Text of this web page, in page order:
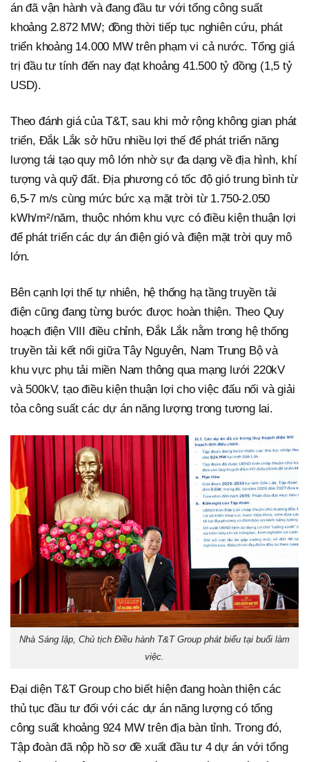
án đã vận hành và đang đầu tư với tổng công suất
khoảng 2.872 MW; đồng thời tiếp tục nghiên cứu, phát
triển khoảng 14.000 MW trên phạm vi cả nước. Tổng giá
trị đầu tư tính đến nay đạt khoảng 41.500 tỷ đồng (1,5 tỷ
USD).
Theo đánh giá của T&T, sau khi mở rộng không gian phát
triển, Đắk Lắk sở hữu nhiều lợi thế để phát triển năng
lượng tái tạo quy mô lớn nhờ sự đa dạng về địa hình, khí
tượng và quỹ đất. Địa phương có tốc độ gió trung bình từ
6,5-7 m/s cùng mức bức xạ mặt trời từ 1.750-2.050
kWh/m²/năm, thuộc nhóm khu vực có điều kiện thuận lợi
để phát triển các dự án điện gió và điện mặt trời quy mô
lớn.
Bên cạnh lợi thế tự nhiên, hệ thống hạ tầng truyền tải
điện cũng đang từng bước được hoàn thiện. Theo Quy
hoạch điện VIII điều chỉnh, Đắk Lắk nằm trong hệ thống
truyền tải kết nối giữa Tây Nguyên, Nam Trung Bộ và
khu vực phụ tải miền Nam thông qua mạng lưới 220kV
và 500kV, tạo điều kiện thuận lợi cho việc đấu nối và giải
tỏa công suất các dự án năng lượng trong tương lai.
Nhà Sáng lập, Chủ tịch Điều hành T&T Group phát biểu tại buổi làm
việc.
Đại diện T&T Group cho biết hiện đang hoàn thiện các
thủ tục đầu tư đối với các dự án năng lượng có tổng
công suất khoảng 924 MW trên địa bàn tỉnh. Trong đó,
Tập đoàn đã nộp hồ sơ đề xuất đầu tư 4 dự án với tổng